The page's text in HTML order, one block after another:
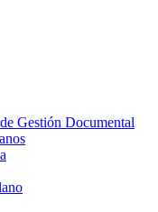
Gestión Documental